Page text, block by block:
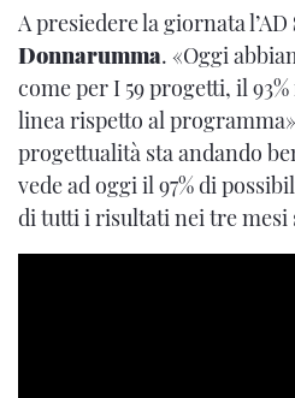
A presiedere la giornata l’AD
Donnarumma. «Oggi
come per I 59 progetti, il
linea rispetto al
progettualità sta andando
vede ad oggi il 97% di
di tutti i risultati nei tre mesi